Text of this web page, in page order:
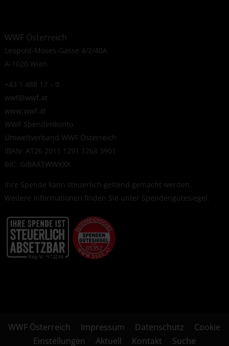
WWF Österreich
Leopold-Moses-Gasse 4/2/40A
A-1020 Wien
+43 1 488 17 – 0
wwf@wwf.at
www.wwf.at
WWF Spendenkonto
Umweltverband WWF Österreich
IBAN: AT26 2011 1291 1268 3901
BIC: GIBAATWWXXX
Ihre Spende kann steuerlich geltend gemacht werden.
Weitere Informationen finden Sie unter Spendengütesiegel.
WWF Österreich Impressum Datenschutz
Cookie
Einstellungen
Aktuell Kontakt Suche